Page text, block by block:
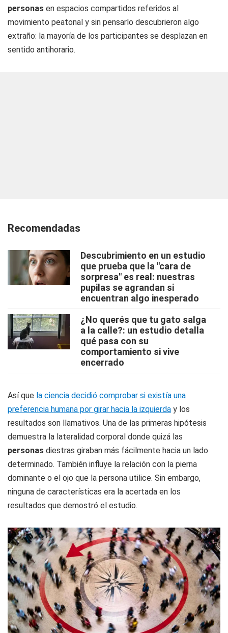
personas en espacios compartidos referidos al
movimiento peatonal y sin pensarlo descubrieron algo
extraño: la mayoría de los participantes se desplazan en
sentido antihorario.
Recomendadas
Descubrimiento en un estudio
que prueba que la "cara de
sorpresa" es real: nuestras
pupilas se agrandan si
encuentran algo inesperado
¿No querés que tu gato salga
a la calle?: un estudio detalla
qué pasa con su
comportamiento si vive
encerrado
Así que la ciencia decidió comprobar si existía una
preferencia humana por girar hacia la izquierda y los
resultados son llamativos. Una de las primeras hipótesis
demuestra la lateralidad corporal donde quizá las
personas diestras giraban más fácilmente hacia un lado
determinado. También influye la relación con la pierna
dominante o el ojo que la persona utilice. Sin embargo,
ninguna de características era la acertada en los
resultados que demostró el estudio.